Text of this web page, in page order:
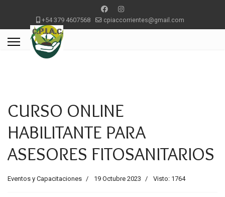
+54 379 4607568 cpiaccorrientes@gmail.com
CURSO ONLINE
HABILITANTE PARA
ASESORES FITOSANITARIOS
Eventos y Capacitaciones 19 Octubre 2023 Visto: 1764